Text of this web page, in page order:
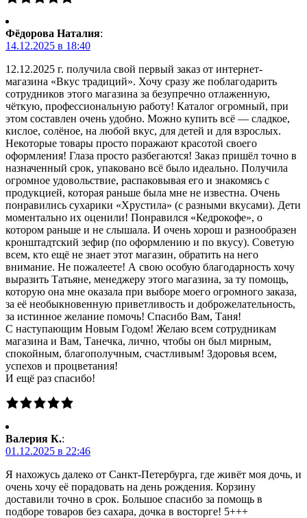
Фёдорова Наталия:
14.12.2025 в 18:40
12.12.2025 г. получила свой первый заказ от интернет-
магазина «Вкус традиций». Хочу сразу же поблагодарить
сотрудников этого магазина за безупречно отлаженную,
чёткую, профессиональную работу! Каталог огромный, при
этом составлен очень удобно. Можно купить всё — сладкое,
кислое, солёное, на любой вкус, для детей и для взрослых.
Некоторые товары просто поражают красотой своего
оформления! Глаза просто разбегаются! Заказ пришёл точно в
назначенный срок, упаковано всё было идеально. Получила
огромное удовольствие, распаковывая его и знакомясь с
продукцией, которая раньше была мне не известна. Очень
понравились сухарики «Хрустила» (с разными вкусами). Дети
моментально их оценили! Понравился «Кедрокофе», о
котором раньше и не слышала. И очень хорош и разнообразен
кронштадтский зефир (по оформлению и по вкусу). Советую
всем, кто ещё не знает этот магазин, обратить на него
внимание. Не пожалеете! А свою особую благодарность хочу
выразить Татьяне, менеджеру этого магазина, за ту помощь,
которую она мне оказала при выборе моего огромного заказа,
за её необыкновенную приветливость и доброжелательность,
за истинное желание помочь! Спасибо Вам, Таня!
С наступающим Новым Годом! Желаю всем сотрудникам
магазина и Вам, Танечка, лично, чтобы он был мирным,
спокойным, благополучным, счастливым! Здоровья всем,
успехов и процветания!
И ещё раз спасибо!
Валерия К.:
01.12.2025 в 22:46
Я нахожусь далеко от Санкт-Петербурга, где живёт моя дочь, и
очень хочу её порадовать на день рождения. Корзину
доставили точно в срок. Большое спасибо за помощь в
подборе товаров без сахара, дочка в восторге! 5+++